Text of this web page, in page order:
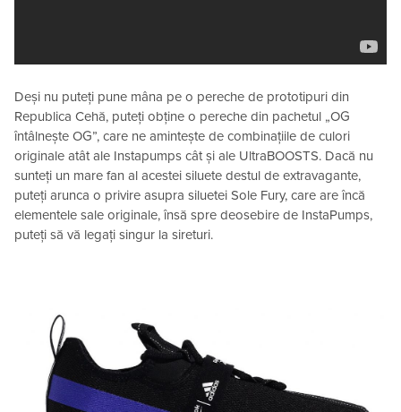
Deși nu puteți pune mâna pe o pereche de prototipuri din
Republica Cehă, puteți obține o pereche din pachetul „OG
întâlnește OG”, care ne amintește de combinațiile de culori
originale atât ale Instapumps cât și ale UltraBOOSTS. Dacă nu
sunteți un mare fan al acestei siluete destul de extravagante,
puteți arunca o privire asupra siluetei Sole Fury, care are încă
elementele sale originale, însă spre deosebire de InstaPumps,
puteți să vă legați singur la sireturi.